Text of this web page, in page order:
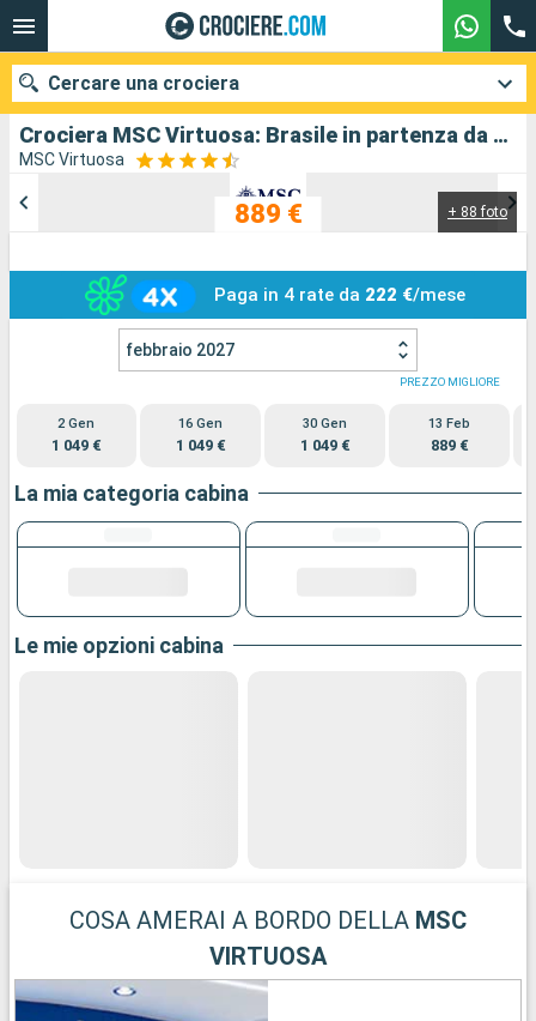
Crociera MSC Virtuosa: Brasile in partenza da Santos
MSC Virtuosa
+ 88 foto
889 €
Paga in 4 rate da 222 €/mese
febbraio 2027
2 Gen
1 049 €
16 Gen
1 049 €
30 Gen
1 049 €
PREZZO MIGLIORE
13 Feb
889 €
La mia categoria cabina
Le mie opzioni cabina
COSA AMERAI A BORDO DELLA MSC
VIRTUOSA
Cercare una crociera
Mesi di partenza
Porti Compagnie